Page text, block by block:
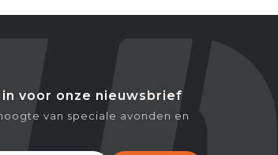
voor onze nieuwsbrief
van speciale avonden en